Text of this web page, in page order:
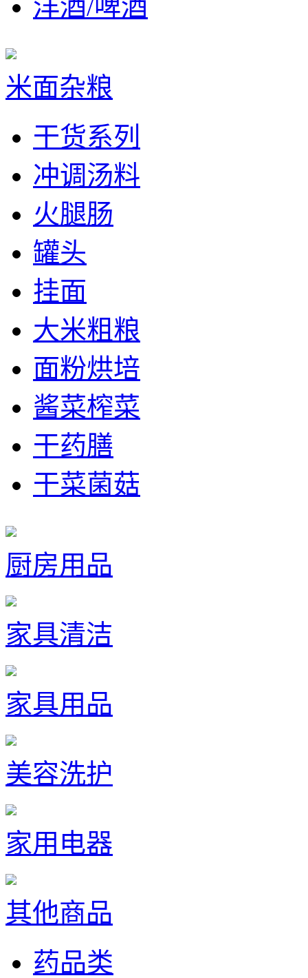
洋酒/啤酒
米面杂粮
干货系列
冲调汤料
火腿肠
罐头
挂面
大米粗粮
面粉烘培
酱菜榨菜
干药膳
干菜菌菇
厨房用品
家具清洁
家具用品
美容洗护
家用电器
其他商品
药品类